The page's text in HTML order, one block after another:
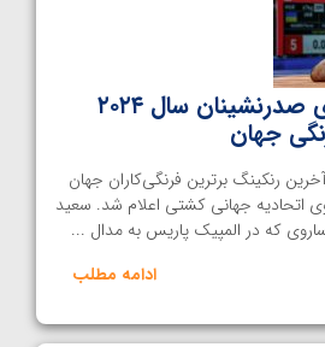
اسماعیلی و ساروی صدرنشینان سال ۲۰۲۴
جهان
رنکینگ برترین فرنگی‌کاران جهان
از سوی اتحادیه جهانی کشتی اعلام شد. سعید
که در المپیک پاریس به مدال ...
ادامه مطلب